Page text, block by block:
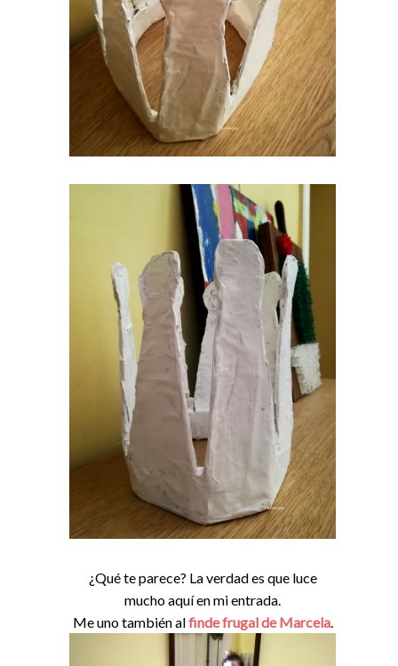
¿Qué te parece? La verdad es que luce
mucho aquí en mi entrada.
Me uno también alfinde frugal de Marcela.